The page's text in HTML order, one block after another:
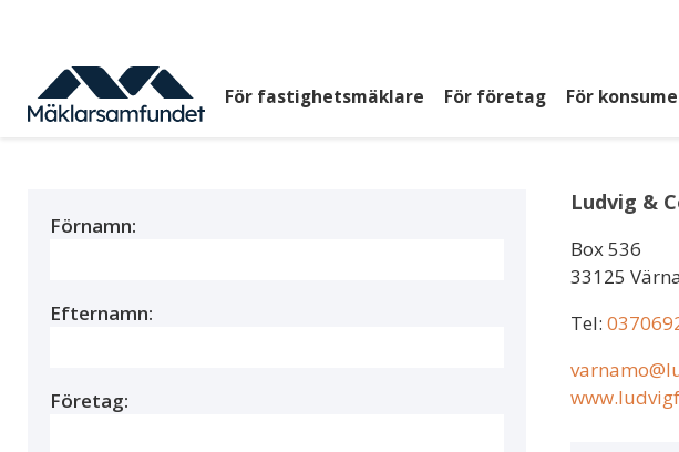
huvudinnehåll
Huvudmeny
För fastighetsmäklare För företag För
Ludvig &
Box 536
33125
Tel:
Förnamn:
Efternamn:
Företag: